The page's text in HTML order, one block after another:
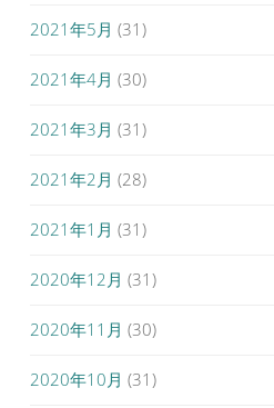
2021年5月 (31)
2021年4月 (30)
2021年3月 (31)
2021年2月 (28)
2021年1月 (31)
2020年12月 (31)
2020年11月 (30)
2020年10月 (31)